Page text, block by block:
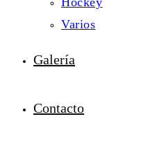
Varios
Galería
Contacto